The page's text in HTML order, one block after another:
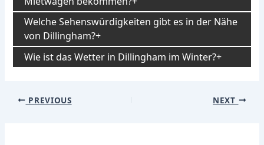
Welche Sehenswürdigkeiten gibt es in der Nähe
von Dillingham?
Wie ist das Wetter in Dillingham im Winter?
Post
PREVIOUS NEXT